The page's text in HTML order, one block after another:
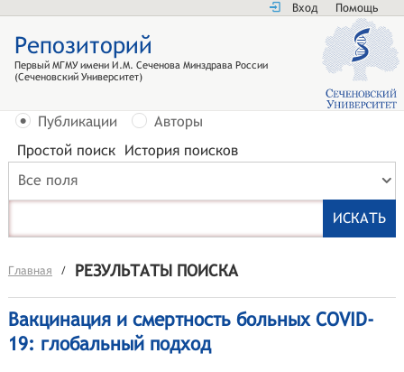
Вход Помощь
Репозиторий
Первый МГМУ имени И.М. Сеченова Минздрава России
(Сеченовский Университет)
Публикации
Авторы
Простой поиск История поисков
Все поля
Главная / РЕЗУЛЬТАТЫ ПОИСКА
Вакцинация и смертность больных COVID-
19: глобальный подход